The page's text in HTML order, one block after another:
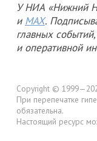
У НИА «Нижний
и MAX.
главных
и оперативной
Copyright ©
При перепечатке
обязательна.
Настоящий ресурс